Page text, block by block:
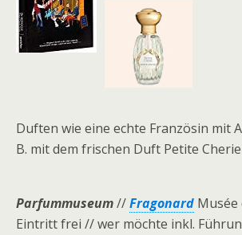
Duften wie eine echte Französin mit
B. mit dem frischen Duft Petite
Parfummuseum//Fragonard
Eintritt frei // wer möchte inkl.